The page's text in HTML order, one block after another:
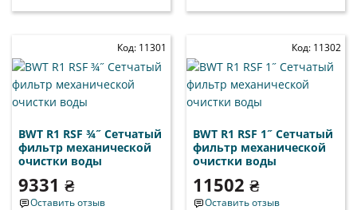
Код: 11301
BWT R1 RSF ¾˝ Сетчатый
фильтр механической
очистки воды
9331 ₴
Оставить отзыв
Код: 11302
BWT R1 RSF 1˝ Сетчатый
фильтр механической
очистки воды
11502 ₴
Оставить отзыв